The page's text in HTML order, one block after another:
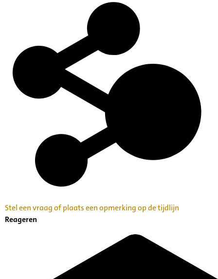
Stel een vraag of plaats een opmerking op de tijdlijn
Reageren